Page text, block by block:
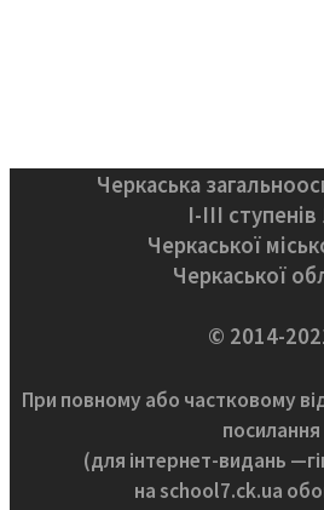
Черкаська
І-ІІІ
Черкаської
Черкаської
© 2014-
При повному або частковому
посилання
(для інтернет-видань
на school7.ck.ua